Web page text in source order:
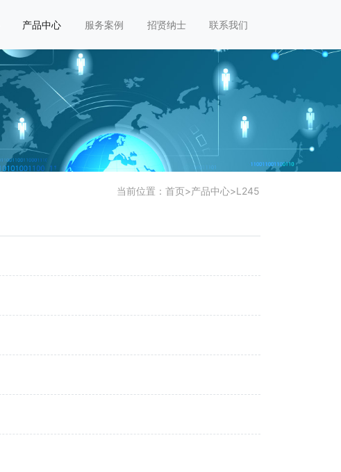
产品中心 服务案例 招贤纳士 联系我们
当前位置： 首页>产品中心>L245